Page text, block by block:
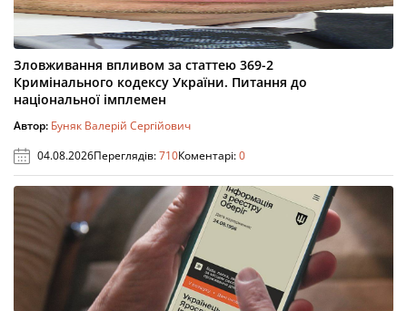
Зловживання впливом за статтею 369-2
Кримінального кодексу України. Питання до
національної імплемен
Автор: Буняк Валерій Сергійович
04.08.2026Переглядів:710Коментарі:0